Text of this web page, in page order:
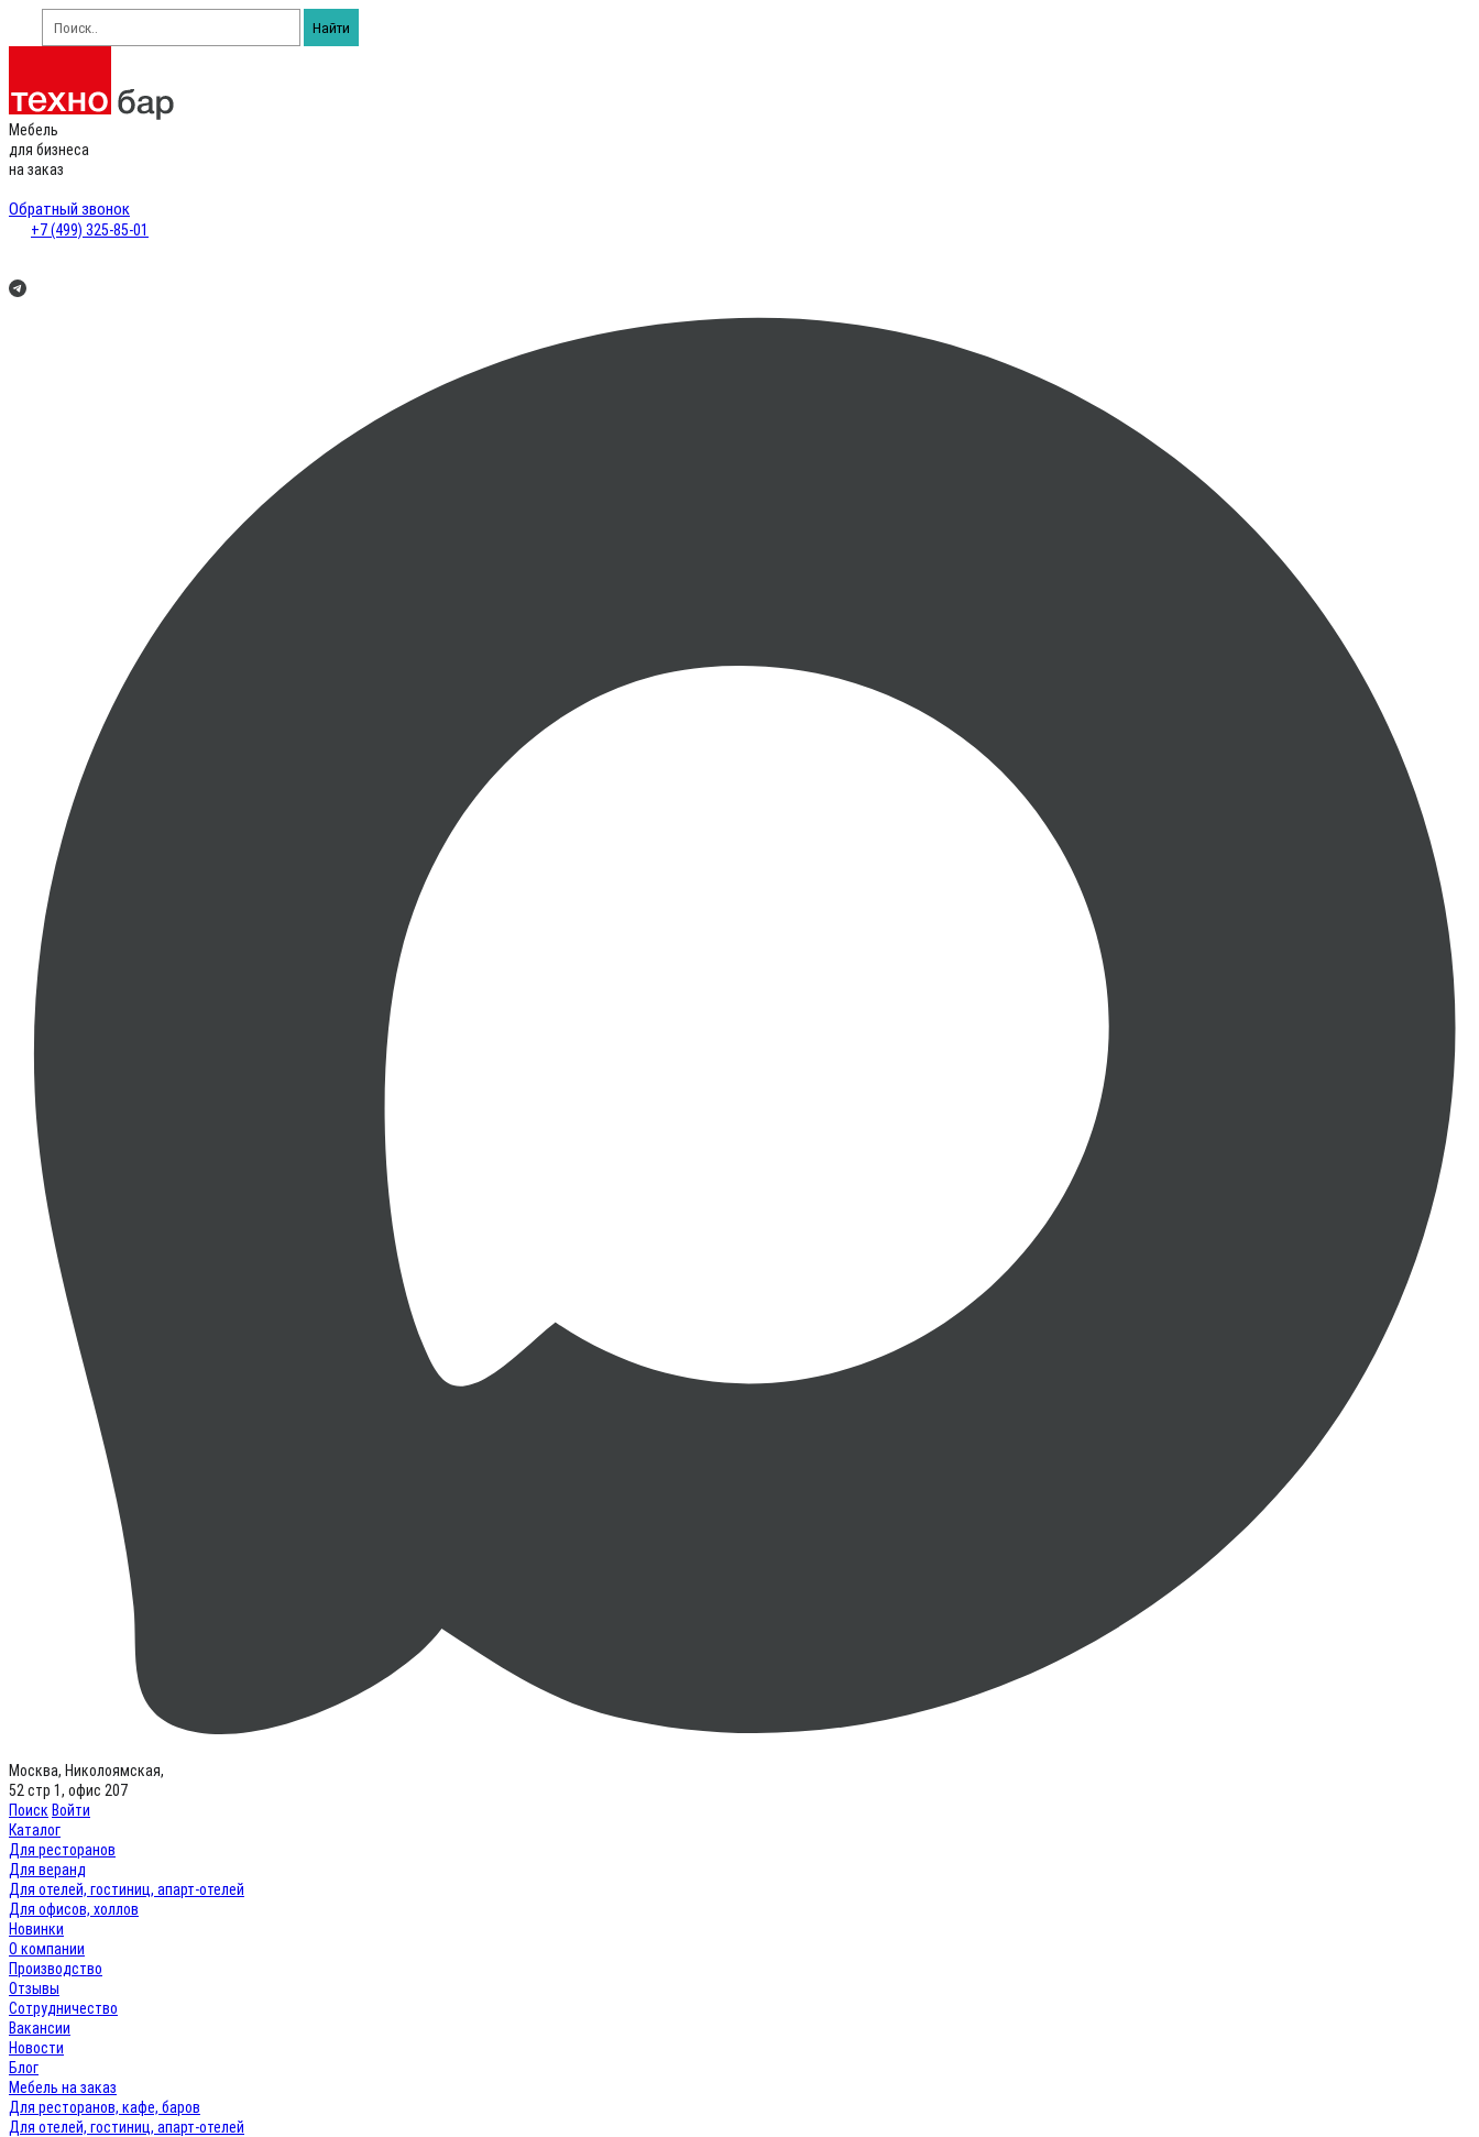
Найти
Мебель
для бизнеса
на заказ
Обратный звонок
+7 (499) 325-85-01
Москва, Николоямская,
52 стр 1, офис 207
Поиск Войти
Каталог
Для ресторанов
Для веранд
Для отелей, гостиниц, апарт-отелей
Для офисов, холлов
Новинки
О компании
Производство
Отзывы
Сотрудничество
Вакансии
Новости
Блог
Мебель на заказ
Для ресторанов, кафе, баров
Для отелей, гостиниц, апарт-отелей